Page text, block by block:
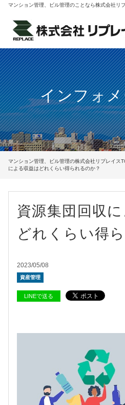
マンション管理、ビル管理のことなら株式会社リ
インフォ
マンション管理、ビル管理の株式会社リプレイス
による収益はどれくらい得られるのか？
資源集団回収
どれくらい得
2023/05/08
資産管理
LINEで送る